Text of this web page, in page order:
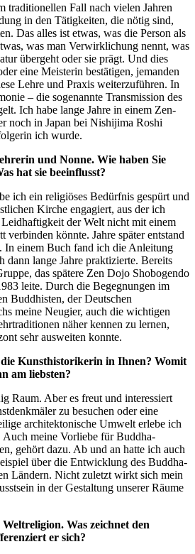
traditionellen Fall nach vielen Jahren
in den Tätigkeiten, die nötig sind,
Das alles ist etwas, was die Person als
was man Verwirklichung nennt, was
übergeht oder sie prägt. Und dies
eine Meisterin bestätigen, jemanden
Lehre und Praxis weiterzuführen. In
– die sogenannte Transmission des
Ich habe lange Jahre in einem Zen-
noch in Japan bei Nishijima Roshi
ich wurde.
und Nonne. Wie haben Sie
hat sie beeinflusst?
ich ein religiöses Bedürfnis gespürt und
Kirche engagiert, aus der ich
der Welt nicht mit einem
verbinden könnte. Jahre später entstand
In einem Buch fand ich die Anleitung
dann lange Jahre praktizierte. Bereits
das spätere Zen Dojo Shobogendo
leite. Durch die Begegnungen im
Buddhisten, der Deutschen
meine Neugier, auch die wichtigen
näher kennen zu lernen,
sehr ausweiten konnte.
Kunsthistorikerin in Ihnen? Womit
am liebsten?
Raum. Aber es freut und interessiert
zu besuchen oder eine
architektonische Umwelt erlebe ich
Auch meine Vorliebe für Buddha-
gehört dazu. Ab und an hatte ich auch
über die Entwicklung des Buddha-
Ländern. Nicht zuletzt wirkt sich mein
in der Gestaltung unserer Räume
Was zeichnet den
er sich?